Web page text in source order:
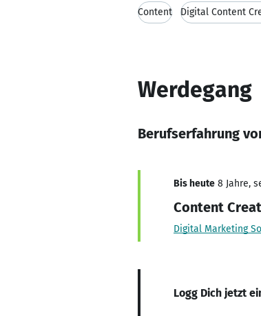
Content Digital Content
Werdegang
Berufserfahrung
Bis heute 8 Jahre,
Content
Digital Marketing
Logg Dich jetzt